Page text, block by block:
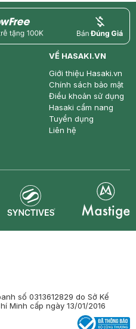
price
VỀ HASAKI.VN
Giới thiệu Hasaki.vn
Chính sách bảo mật
Điều khoản sử dụng
Hasaki cẩm nang
Tuyển dụng
Liên hệ
số 0313612829 do Sở Kế
Minh cấp ngày 13/01/2016